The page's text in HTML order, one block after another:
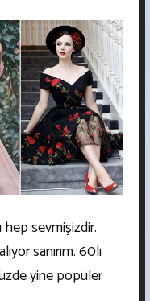
hep sevmişizdir.
sanırım. 60lı
yine popüler